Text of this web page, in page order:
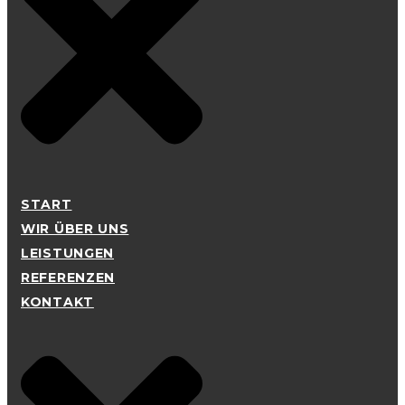
START
WIR ÜBER UNS
LEISTUNGEN
REFERENZEN
KONTAKT